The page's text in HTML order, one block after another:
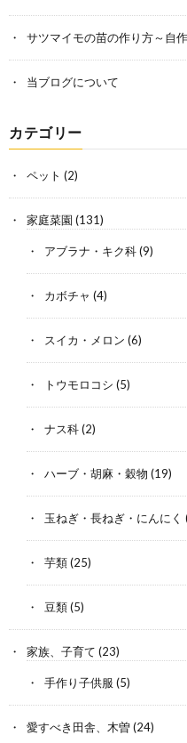
サツマイモの苗の作り方～自
当ブログについて
カテゴリー
ペット (2)
家庭菜園 (131)
アブラナ・キク科(9)
カボチャ (4)
スイカ・メロン (6)
トウモロコシ (5)
ナス科(2)
ハーブ・胡麻・穀物 (19)
玉ねぎ・長ねぎ・にんにく
芋類(25)
豆類(5)
家族、子育て (23)
手作り子供服 (5)
愛すべき田舎、木曽(24)